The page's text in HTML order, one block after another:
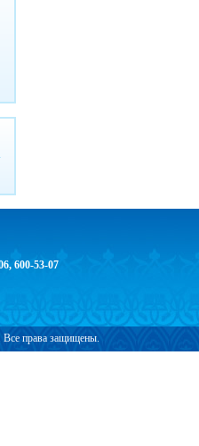
600-53-07
права защищены.